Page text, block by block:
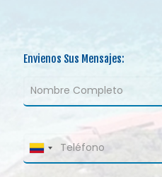
Envienos Sus Mensajes: